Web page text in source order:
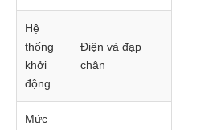
Hệ
thống
khởi
động
Điện và đạp
chân
Mức